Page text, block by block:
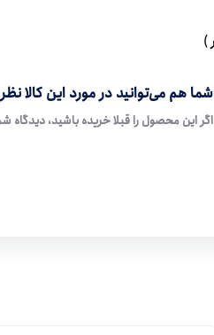
شما هم می‌توانید در مورد این کالا
اگر این محصول را قبلا خریده باشید،